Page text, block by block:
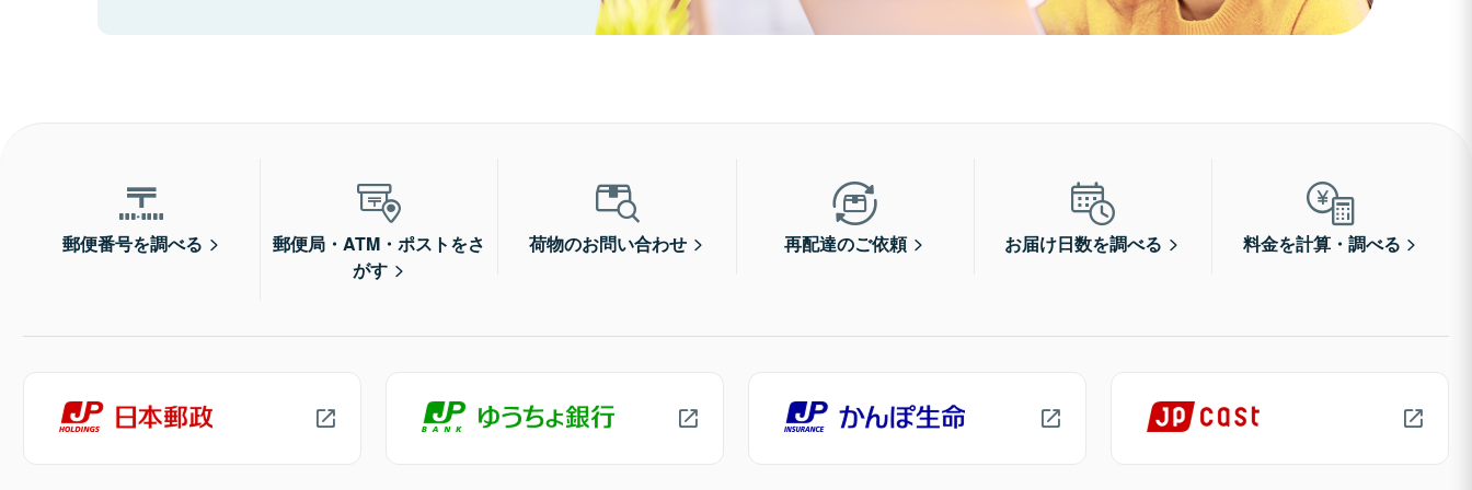
郵便番号を調べる
郵便局・ATM・ポストをさ
がす
荷物のお問い合わせ 再配達のご依頼 お届け日数を調べる 料金を計算・調べる